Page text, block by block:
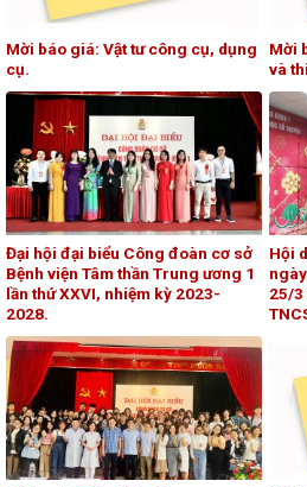
Mời báo giá: Vật tư công cụ, dụng
cụ.
Mời
và
Đại hội đại biểu Công đoàn cơ sở
Bệnh viện Tâm thần Trung ương 1
lần thứ XXVI, nhiệm kỳ 2023-
2028.
Hội
25/3